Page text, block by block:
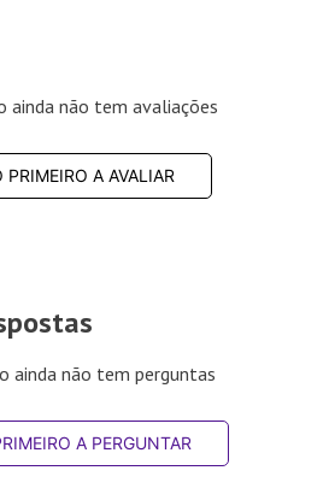
ainda não tem avaliações
PRIMEIRO A AVALIAR
ainda não tem perguntas
A PERGUNTAR